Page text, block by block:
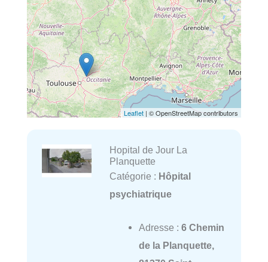
Leaflet | © OpenStreetMap contributors
Hopital de Jour La
Planquette
Catégorie : Hôpital
psychiatrique
Adresse : 6 Chemin
de la Planquette,